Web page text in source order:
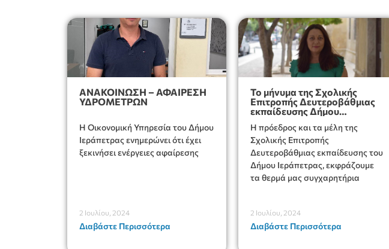
ΑΝΑΚΟΙΝΩΣΗ – ΑΦΑΙΡΕΣΗ
ΥΔΡΟΜΕΤΡΩΝ
Η Οικονομική Υπηρεσία του Δήμου
Ιεράπετρας ενημερώνει ότι έχει
ξεκινήσει ενέργειες αφαίρεσης
2 Ιουλίου, 2024
Διαβάστε Περισσότερα
Το μήνυμα της Σχολικής
Επιτροπής Δευτεροβάθμιας
εκπαίδευσης Δήμου
αποτελέσματα των
πανελλαδικών εξετάσεων
Η πρόεδρος και τα μέλη της
Σχολικής Επιτροπής
Δευτεροβάθμιας εκπαίδευσης του
Δήμου Ιεράπετρας, εκφράζουμε
τα θερμά μας συγχαρητήρια
2 Ιουλίου, 2024
Διαβάστε Περισσότερα